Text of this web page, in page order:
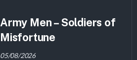
Army Men – Soldiers of
Misfortune
05/08/2026